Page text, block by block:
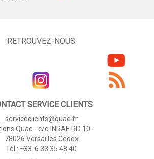
RETROUVEZ-NOUS
SERVICE CLIENTS
serviceclients@quae.fr
Quae - c/o INRAE RD 10 -
78026 Versailles Cedex
Tél : +33 6 33 35 48 40